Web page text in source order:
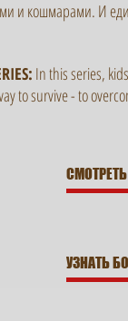
и кошмарами. И
In this series,
to survive - to
УЗНАТЬ